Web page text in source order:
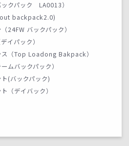
クパック LA0013）
backpack2.0)
24FW バックパック）
イパック）
ス（Top Loadong Bakpack）
ムバックパック）
(バックパック)
（デイバック）